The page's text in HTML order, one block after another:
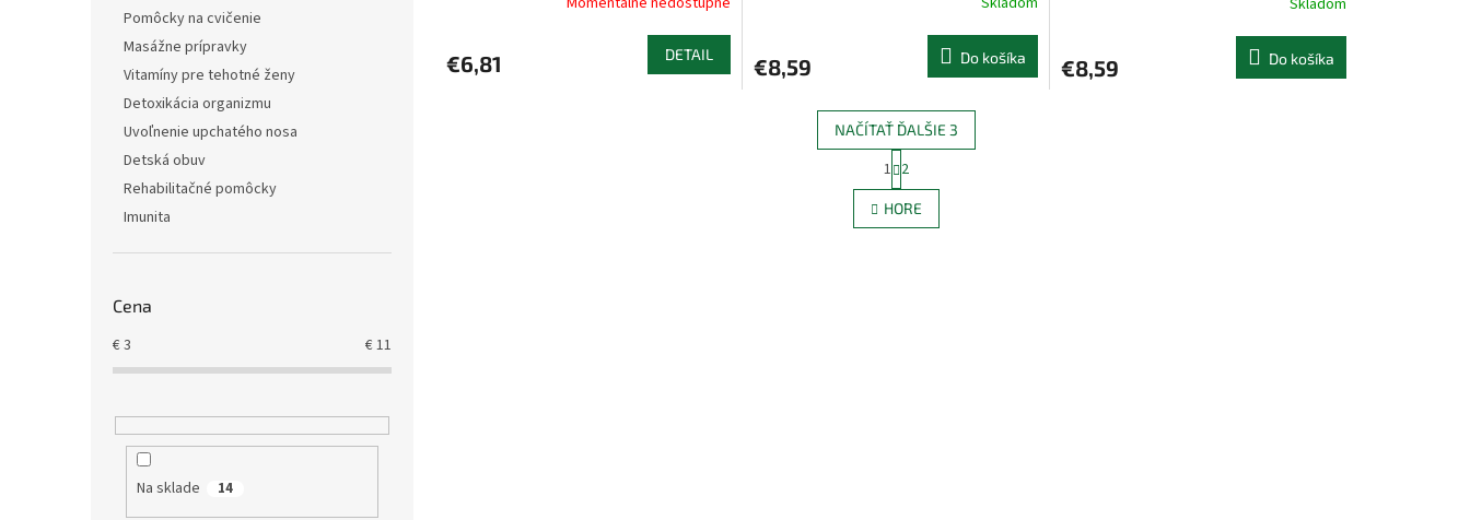
Pomôcky na cvičenie
Masážne prípravky
Vitamíny pre tehotné ženy
Detoxikácia organizmu
Uvoľnenie upchatého nosa
Detská obuv
Rehabilitačné pomôcky
Imunita
Cena
€3 €11
Na sklade 14
€6,81 DETAIL €8,59 Do košíka €8,59 Do košíka
O
v
l
NAČÍTAŤ ĎALŠIE 3
t
r
á
n
1 2
HORE